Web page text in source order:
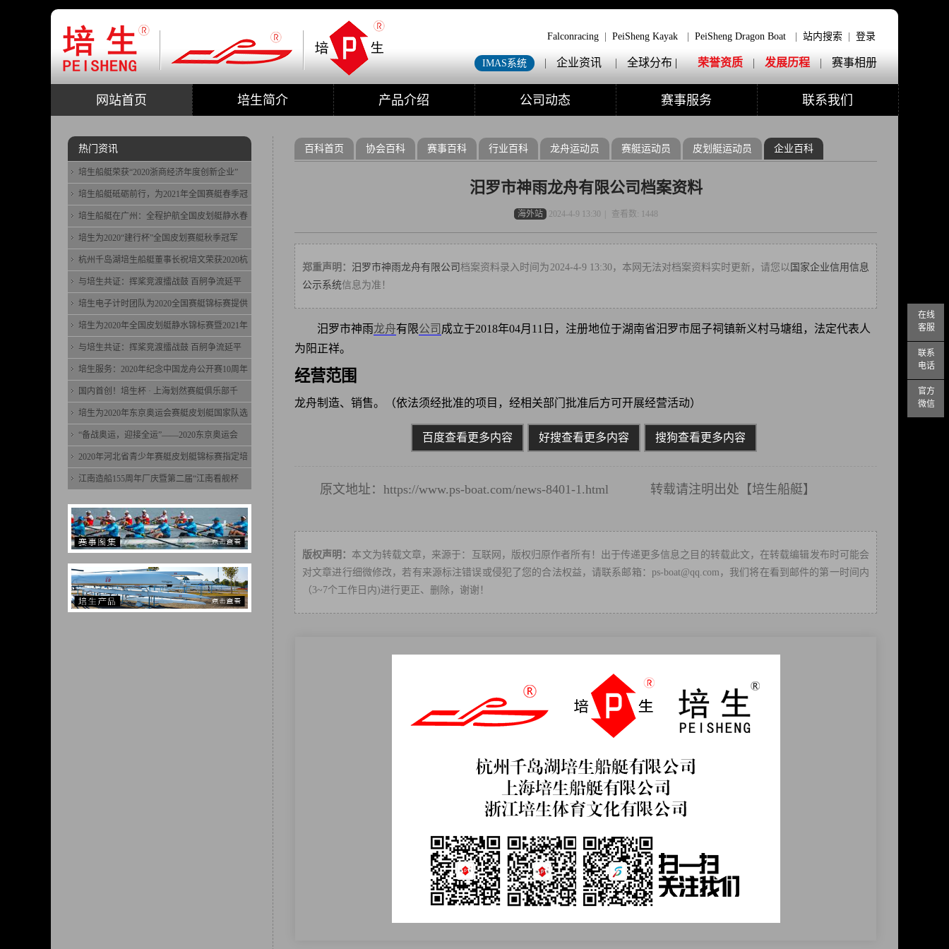
在线
客服
联系
电话
官方
微信
Falconracing PeiSheng Kayak PeiSheng Dragon Boat 站内搜索 登录
IMAS系统 | 企业资讯 | 全球分布 | 荣誉资质 | 发展历程 | 赛事相册
网站首页 培生简介 产品介绍 公司动态 赛事服务 联系我们
百科首页 协会百科 赛事百科 行业百科 龙舟运动员 赛艇运动员 皮划艇运动员 企业百科
汨罗市神雨龙舟有限公司档案资料
海外站 2024-4-9 13:30 查看数: 1448
郑重声明： 汨罗市神雨龙舟有限公司档案资料录入时间为2024-4-9 13:30，本网无法对档案资料实时更新，请您以 国家企业信用信息
公示系统信息为准！
汨罗市神雨龙舟有限公司 成立于2018年04月11日，注册地位于湖南省汨罗市屈子祠镇新义村马塘组，法定代表人
为阳正祥。
经营范围
龙舟制造、销售。（依法须经批准的项目，经相关部门批准后方可开展经营活动）
百度查看更多内容 好搜查看更多内容 搜狗查看更多内容
原文地址： https://www.ps-boat.com/news-8401-1.html 转载请注明出处【培生船艇】
版权声明： 本文为转载文章，来源于：互联网，版权归原作者所有！出于传递更多信息之目的转载此文，在转载编辑发布时可能会
对文章进行细微修改，若有来源标注错误或侵犯了您的合法权益，请联系邮箱：ps-boat@qq.com，我们将在看到邮件的第一时间内
（3~7个工作日内)进行更正、删除，谢谢！
热门资讯
培生船艇荣获“2020浙商经济年度创新企业”
培生船艇砥砺前行，为2021年全国赛艇春季冠
培生船艇在广州：全程护航全国皮划艇静水春
培生为2020“建行杯”全国皮划赛艇秋季冠军
杭州千岛湖培生船艇董事长祝培文荣获2020杭
与培生共证：挥桨竞渡擂战鼓 百舸争流延平
培生电子计时团队为2020全国赛艇锦标赛提供
培生为2020年全国皮划艇静水锦标赛暨2021年
与培生共证：挥桨竞渡擂战鼓 百舸争流延平
培生服务：2020年纪念中国龙舟公开赛10周年
国内首创！培生杯 · 上海划然赛艇俱乐部千
培生为2020年东京奥运会赛艇皮划艇国家队选
“备战奥运，迎接全运”——2020东京奥运会
2020年河北省青少年赛艇皮划艇锦标赛指定培
江南造船155周年厂庆暨第二届“江南看舰杯